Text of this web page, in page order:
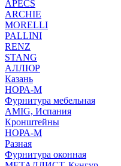
APECS
ARCHIE
MORELLI
PALLINI
RENZ
STANG
АЛЛЮР
Казань
НОРА-М
Фурнитура мебельная
AMIG, Испания
Кронштейны
НОРА-М
Разная
Фурнитура оконная